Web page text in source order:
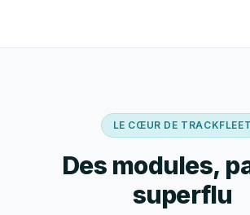
LE CŒUR DE TRACKFLEET
Des modules,
superflu